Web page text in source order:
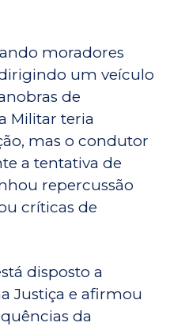
moradores
um veículo
de
Militar teria
mas o condutor
a tentativa de
repercussão
críticas de
disposto a
Justiça e afirmou
da